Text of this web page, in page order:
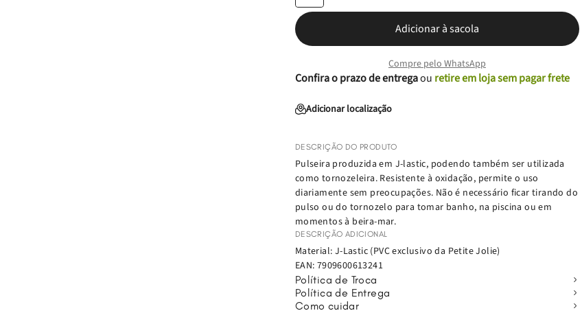
Adicionar à sacola
Compre pelo WhatsApp
Confira o prazo de entregaou retire em loja sem pagar frete
Adicionar localização
DESCRIÇÃO DO PRODUTO
Pulseira produzida em J-lastic, podendo também ser utilizada
como tornozeleira. Resistente à oxidação, permite o uso
diariamente sem preocupações. Não é necessário ficar tirando do
pulso ou do tornozelo para tomar banho, na piscina ou em
momentos à beira-mar.
DESCRIÇÃO ADICIONAL
Material: J-Lastic (PVC exclusivo da Petite Jolie)
EAN: 7909600613241
Política de Troca
Política de Entrega
Como cuidar